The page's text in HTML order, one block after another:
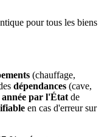
pour tous les biens
(chauffage,
dépendances (cave,
année par l'État de
en cas d'erreur sur